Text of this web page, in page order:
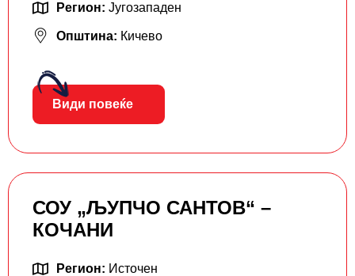
Регион: Југозападен
Општина: Кичево
Види повеќе
СОУ „ЉУПЧО САНТОВ“ –
КОЧАНИ
Регион: Источен